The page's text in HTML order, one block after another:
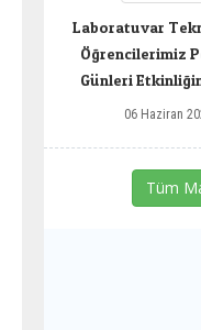
Laboratuvar
Öğrencilerimiz
Günleri
06 Haziran
Tüm